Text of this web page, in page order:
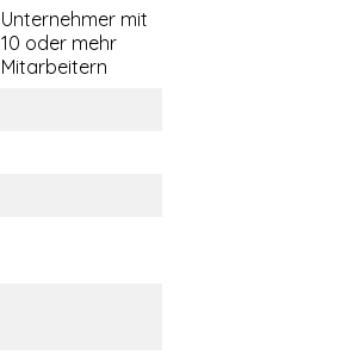
Unternehmer mit
10 oder mehr
Mitarbeitern